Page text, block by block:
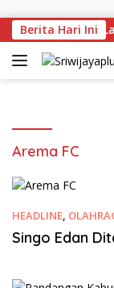
Berita Hari Ini
Deru Tinjau
Arema FC
HEADLINE,
Singo Edan